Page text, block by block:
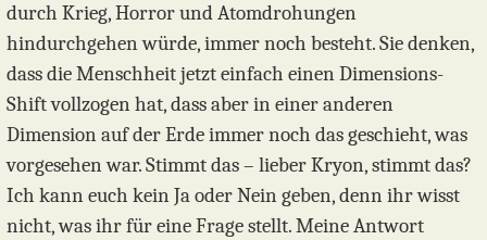
durch Krieg, Horror und Atomdrohungen
hindurchgehen würde, immer noch besteht. Sie denken,
dass die Menschheit jetzt einfach einen Dimensions-
Shift vollzogen hat, dass aber in einer anderen
Dimension auf der Erde immer noch das geschieht, was
vorgesehen war. Stimmt das – lieber Kryon, stimmt das?
Ich kann euch kein Ja oder Nein geben, denn ihr wisst
nicht, was ihr für eine Frage stellt. Meine Antwort